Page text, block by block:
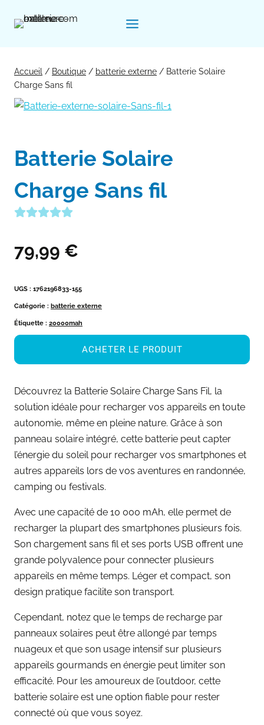
Accueil / Boutique / batterie externe / Batterie Solaire
Charge Sans fil
Batterie Solaire
Charge Sans fil
79,99 €
UGS : 1762196833-155
Catégorie : batterie externe
Étiquette : 20000mah
ACHETER LE PRODUIT
Découvrez la Batterie Solaire Charge Sans Fil, la
solution idéale pour recharger vos appareils en toute
autonomie, même en pleine nature. Grâce à son
panneau solaire intégré, cette batterie peut capter
l’énergie du soleil pour recharger vos smartphones et
autres appareils lors de vos aventures en randonnée,
camping ou festivals.
Avec une capacité de 10 000 mAh, elle permet de
recharger la plupart des smartphones plusieurs fois.
Son chargement sans fil et ses ports USB offrent une
grande polyvalence pour connecter plusieurs
appareils en même temps. Léger et compact, son
design pratique facilite son transport.
Cependant, notez que le temps de recharge par
panneaux solaires peut être allongé par temps
nuageux et que son usage intensif sur plusieurs
appareils gourmands en énergie peut limiter son
efficacité. Pour les amoureux de l’outdoor, cette
batterie solaire est une option fiable pour rester
connecté où que vous soyez.